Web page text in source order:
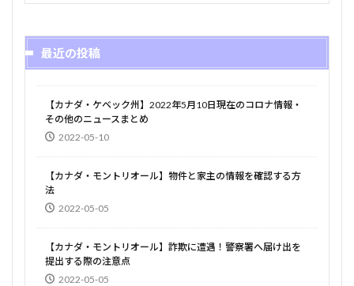
最近の投稿
【カナダ・ケベック州】2022年5月10日現在のコロナ情報・
その他のニュースまとめ
2022-05-10
【カナダ・モントリオール】物件と家主の情報を確認する方
法
2022-05-05
【カナダ・モントリオール】詐欺に遭遇！警察署へ届け出を
提出する際の注意点
2022-05-05